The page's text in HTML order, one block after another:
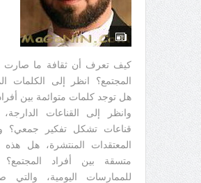
كيف تعرف أن ثقافة ما صارت
المجتمع؟ انظر إلى الكلمات
هل توجد كلمات متوائمة بين
وانظر إلى القناعات
قناعات تشكل تفكير جمعي؟
المعتقدات المنتشرة، هل هذه
متسقة بين أفراد
للممارسات اليومية،